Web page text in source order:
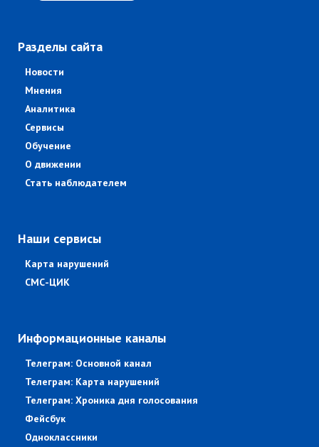
Разделы сайта
Новости
Мнения
Аналитика
Сервисы
Обучение
О движении
Стать наблюдателем
Наши сервисы
Карта нарушений
СМС-ЦИК
Информационные каналы
Телеграм: Основной канал
Телеграм: Карта нарушений
Телеграм: Хроника дня голосования
Фейсбук
Одноклассники